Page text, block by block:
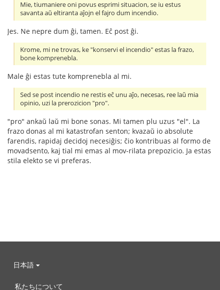
Mie, tiumaniere oni povus esprimi situacion, se iu estus
savanta aŭ eltiranta aĵojn el fajro dum incendio.
Jes. Ne nepre dum ĝi, tamen. Eĉ post ĝi.
Krome, mi ne trovas, ke "konservi el incendio" estas la frazo,
bone komprenebla.
Male ĝi estas tute komprenebla al mi.
Sed se post incendio ne restis eĉ unu aĵo, necesas, ree laŭ mia
opinio, uzi la prerozicion "pro".
"pro" ankaŭ laŭ mi bone sonas. Mi tamen plu uzus "el". La
frazo donas al mi katastrofan senton; kvazaŭ io absolute
farendis, rapidaj decidoj necesiĝis; ĉio kontribuas al formo de
movadsento, kaj tial mi emas al mov-rilata prepozicio. Ja estas
stila elekto se vi preferas.
日本語
私たちについて